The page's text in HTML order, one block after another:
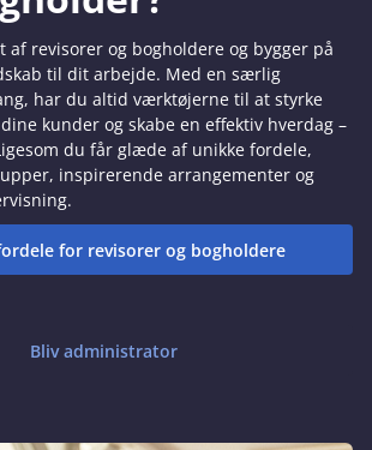
af revisorer og bogholdere og bygger på
til dit arbejde. Med en særlig
har du altid værktøjerne til at styrke
kunder og skabe en effektiv hverdag –
du får glæde af unikke fordele,
inspirerende arrangementer og
for revisorer og bogholdere
Bliv administrator